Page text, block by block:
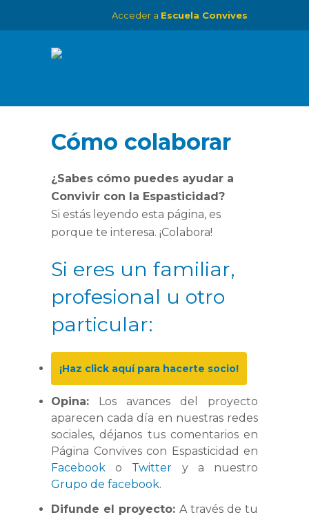
Acceder a Escuela Convives
Cómo colaborar
¿Sabes cómo puedes ayudar a
Convivir con la Espasticidad?
Si estás leyendo esta página, es
porque te interesa. ¡Colabora!
Si eres un familiar,
profesional u otro
particular:
¡Haz click aquí para hacerte socio!
Opina: Los avances del proyecto
aparecen cada día en nuestras redes
sociales, déjanos tus comentarios en
Página Convives con Espasticidad en
Facebook o Twitter y a nuestro
Grupo de facebook.
Difunde el proyecto: A través de tu